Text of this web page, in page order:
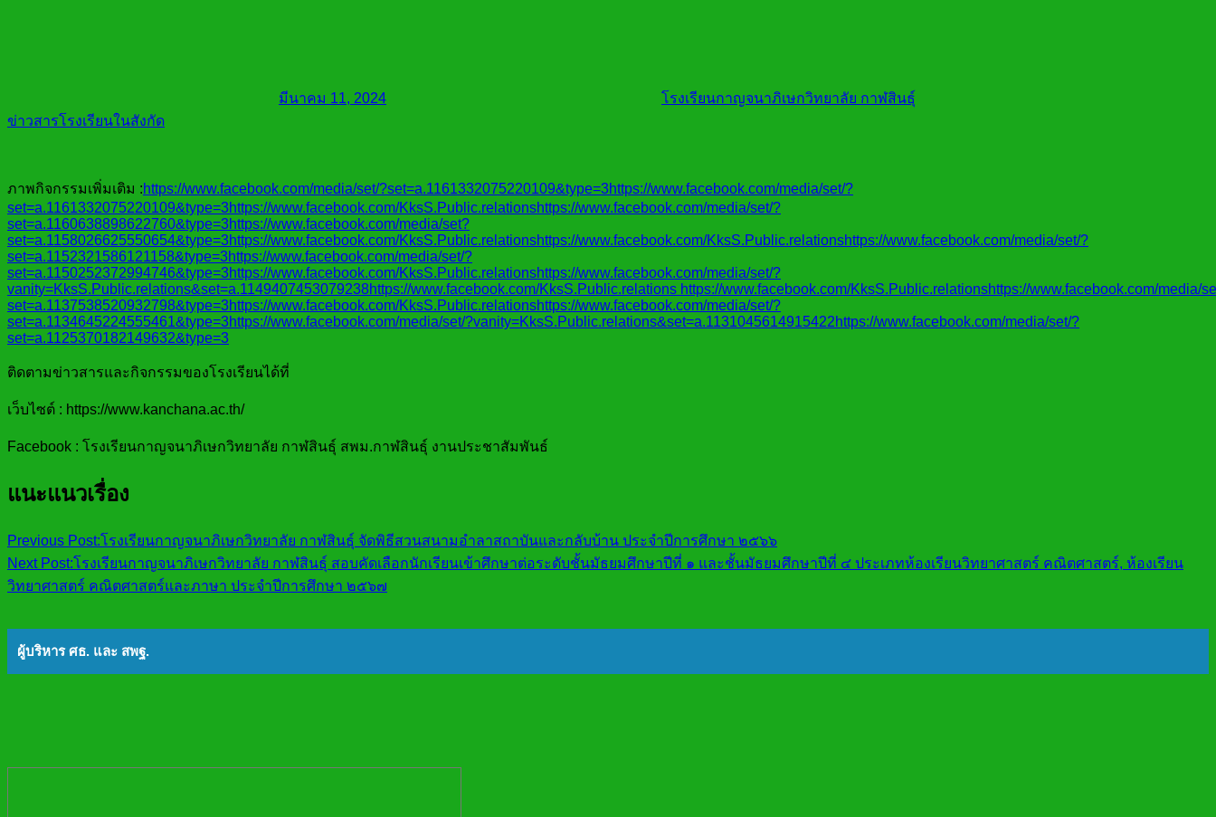
มีนาคม 11, 2024
โรงเรียนกาญจนาภิเษกวิทยาลัย กาฬสินธุ์
ข่าวสารโรงเรียนในสังกัด
ภาพกิจกรรมเพิ่มเติม :https://www.facebook.com/media/set/?set=a.1161332075220109&type=3https://www.facebook.com/media/set/?
set=a.1161332075220109&type=3https://www.facebook.com/KksS.Public.relationshttps://www.facebook.com/media/set/?
set=a.1160638898622760&type=3https://www.facebook.com/media/set?
set=a.1158026625550654&type=3https://www.facebook.com/KksS.Public.relationshttps://www.facebook.com/KksS.Public.relationshttps://www.facebook.com/media/set/?
set=a.1152321586121158&type=3https://www.facebook.com/media/set/?
set=a.1150252372994746&type=3https://www.facebook.com/KksS.Public.relationshttps://www.facebook.com/media/set/?
vanity=KksS.Public.relations&set=a.1149407453079238https://www.facebook.com/KksS.Public.relations https://www.facebook.com/KksS.Public.relationshttps://www.facebook.com/media/
set=a.1137538520932798&type=3https://www.facebook.com/KksS.Public.relationshttps://www.facebook.com/media/set/?
set=a.1134645224555461&type=3https://www.facebook.com/media/set/?vanity=KksS.Public.relations&set=a.1131045614915422https://www.facebook.com/media/set/?
set=a.1125370182149632&type=3
ติดตามข่าวสารและกิจกรรมของโรงเรียนได้ที่
เว็บไซต์ : https://www.kanchana.ac.th/
Facebook : โรงเรียนกาญจนาภิเษกวิทยาลัย กาฬสินธุ์ สพม.กาฬสินธุ์ งานประชาสัมพันธ์
แนะแนวเรื่อง
Previous Post:โรงเรียนกาญจนาภิเษกวิทยาลัย กาฬสินธุ์ จัดพิธีสวนสนามอำลาสถาบันและกลับบ้าน ประจำปีการศึกษา ๒๕๖๖
Next Post:โรงเรียนกาญจนาภิเษกวิทยาลัย กาฬสินธุ์ สอบคัดเลือกนักเรียนเข้าศึกษาต่อระดับชั้นมัธยมศึกษาปีที่ ๑ และชั้นมัธยมศึกษาปีที่ ๔ ประเภทห้องเรียนวิทยาศาสตร์ คณิตศาสตร์, ห้องเรียน
วิทยาศาสตร์ คณิตศาสตร์และภาษา ประจำปีการศึกษา ๒๕๖๗
ผู้บริหาร ศธ. และ สพฐ.